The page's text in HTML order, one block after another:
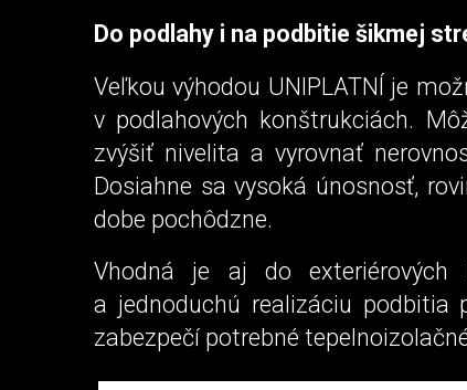
Do podlahy i na podbitie šikmej
Veľkou výhodou UNIPLATNÍ je
v podlahových konštrukciách.
zvýšiť nivelita a vyrovnať
Dosiahne sa vysoká únosnosť,
dobe pochôdzne.
Vhodná je aj do exteriérových
a jednoduchú realizáciu podbitia
zabezpečí potrebné